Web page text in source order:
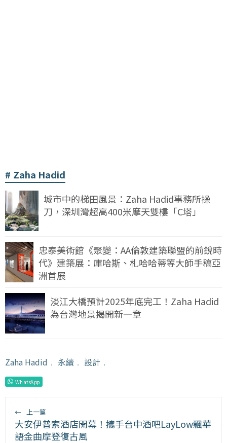
Zaha Hadid
城市中的梯田風景：Zaha Hadid事務所操
刀，深圳灣超高400米摩天雙樓「C塔」
忠泰美術館《聚變：AA倫敦建築聯盟的前銳時
代》建築展：庫哈斯、札哈哈蒂等大師手稿亞
洲首展
淡江大橋預計2025年底完工！Zaha Hadid
為台灣地景揭開新一章
Zaha Hadid ﹒ 永續 ﹒ 設計 ﹒
WhatsApp
← 上一篇
大安伊普索酒店開幕！攜手台中酒吧LayLow飄華
語金曲摩登復古風